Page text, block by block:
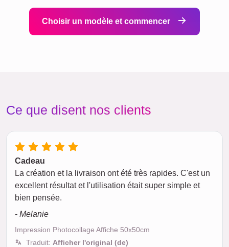
Choisir un modèle et commencer
Ce que disent nos clients
Cadeau
La création et la livraison ont été très rapides. C'est un
excellent résultat et l'utilisation était super simple et
bien pensée.
- Melanie
Impression Photocollage Affiche 50x50cm
Traduit: Afficher l'original (de)